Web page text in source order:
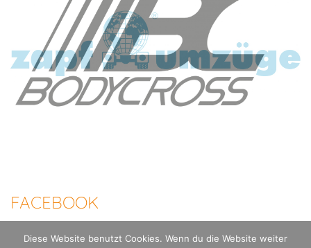
FACEBOOK
Diese Website benutzt Cookies. Wenn du die Website weiter